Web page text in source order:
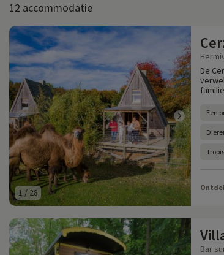
12 accommodatie
1 / 28
De
Een
Bar